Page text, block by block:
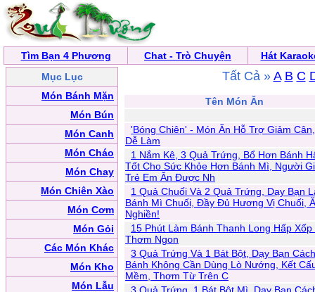
Tìm Bạn 4 Phương Chat - Trò Chuyện
Hát
Mục Lục
Món Bánh Mặn
Món Bún
Món Canh
Món Cháo
Món Chay
Món Chiên Xào
Món Cơm
Món Gỏi
Các Món Khác
Món Kho
Món Lẫu
Tất Cả » A B C
Tên Món Ăn
'Bóng Chiên' - Món Ăn Hỗ Trợ Giảm
Dễ Làm
1 Nắm Kê, 3 Quả Trứng, Bổ Hơn Bánh
Tốt Cho Sức Khỏe Hơn Bánh Mì, Người
Trẻ Em Ăn Được Nh
1 Quả Chuối Và 2 Quả Trứng, Dạy Bạn
Bánh Mì Chuối, Đầy Đủ Hương Vị Chuối,
Nghiền!
15 Phút Làm Bánh Thanh Long Hấp Xốp
Thơm Ngon
3 Quả Trứng Và 1 Bát Bột, Dạy Bạn
Bánh Không Cần Dùng Lò Nướng, Kết
Mềm, Thơm Từ Trên C